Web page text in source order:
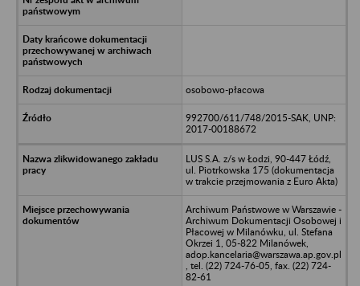
osobowo-płacowa
992700/611/748/2015-SAK, UNP:
2017-00188672
LUS S.A. z/s w Łodzi, 90-447 Łódź,
ul. Piotrkowska 175 (dokumentacja
w trakcie przejmowania z Euro Akta)
Archiwum Państwowe w Warszawie -
Archiwum Dokumentacji Osobowej i
Płacowej w Milanówku, ul. Stefana
Okrzei 1, 05-822 Milanówek,
adop.kancelaria@warszawa.ap.gov.pl
, tel. (22) 724-76-05, fax. (22) 724-
82-61